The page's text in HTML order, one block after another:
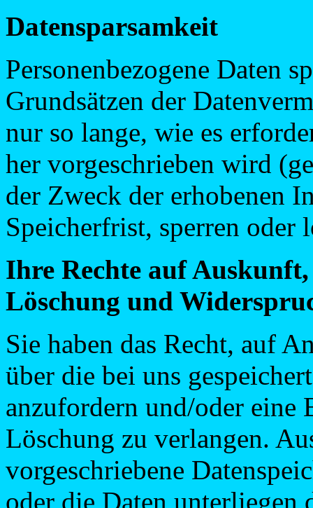
Datensparsamkeit
Personenbezogene Daten
Grundsätzen der
nur so lange, wie es
her vorgeschrieben wird
der Zweck der erhobenen
Speicherfrist, sperren oder
Ihre Rechte auf
Löschung und
Sie haben das Recht, auf
über die bei uns
anzufordern und/oder eine
Löschung zu verlangen.
vorgeschriebene
oder die Daten unterliegen